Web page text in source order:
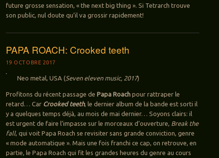
future grosse sensation, « the next big thing ». Si Tetrarch trouve
son public, nul doute qu’il va grossir rapidement!
PAPA ROACH: Crooked teeth
19 OCTOBRE 2017
Neo metal, USA (Seven eleven music, 2017)
Profitons du récent passage de Papa Roachpour rattraper le
retard… Car Crooked teeth, le dernier album de la bande est sorti il
y a quelques temps déjà, au mois de mai dernier… Soyons clairs: il
est urgent de faire l’impasse sur le morceaux d’ouverture, Break the
fall, qui voit Papa Roach se revisiter sans grande conviction, genre
« mode automatique ». Mais une fois franchi ce cap, on retrouve, en
partie, le Papa Roach qui fit les grandes heures du genre au cours